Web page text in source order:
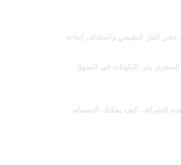
الغاز الطبيعي واستئناف إنتاجه
يثير التكهنات في السوق
دولار مع هذه الشركة.. كيف يمكنك الانضمام